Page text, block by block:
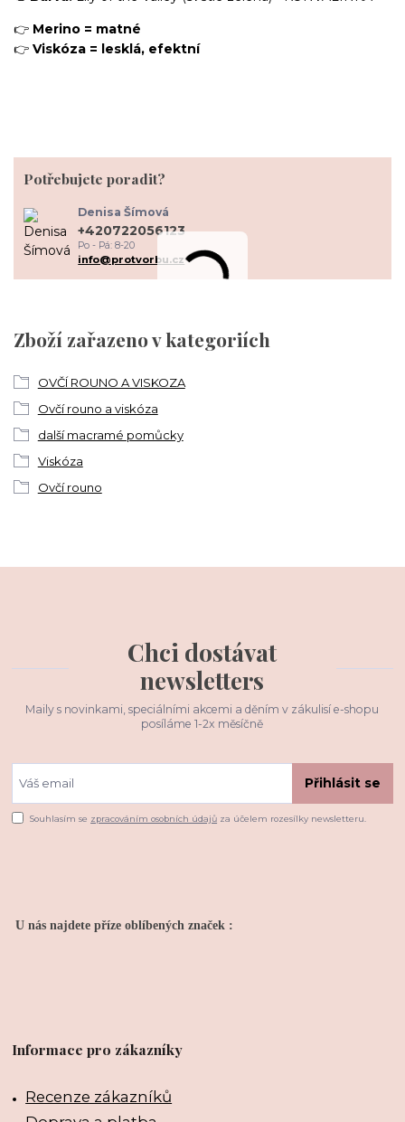
👉 Merino = matné
👉 Viskóza = lesklá, efektní
Zboží zařazeno v kategoriích
OVČÍ ROUNO A VISKOZA
Ovčí rouno a viskóza
další macramé pomůcky
Viskóza
Ovčí rouno
Potřebujete poradit?
Denisa Šímová
+420722056123
Po - Pá: 8-20
info@protvorbu.cz
Chci dostávat
newsletters
Maily s novinkami, speciálními akcemi a děním v zákulisí e-shopu
posíláme 1-2x měsíčně
Přihlásit se
Souhlasím se zpracováním osobních údajů za účelem rozesílky newsletteru.
U nás najdete příze oblíbených značek :
Informace pro zákazníky
Recenze zákazníků